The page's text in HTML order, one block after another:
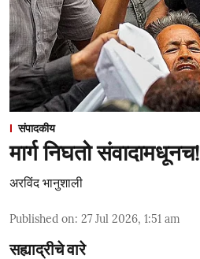
संपादकीय
मार्ग निघतो संवादामधूनच!
अरविंद भानुशाली
Published on: 27 Jul 2026, 1:51 am
सह्याद्रीचे वारे